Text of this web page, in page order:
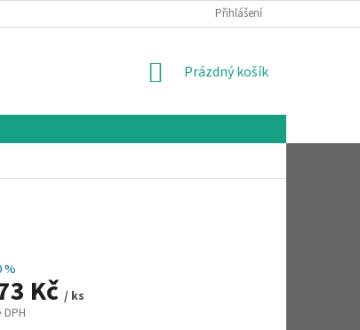
Přihlášení
NÁKUPNÍ
Prázdný košík
%
Kč / ks